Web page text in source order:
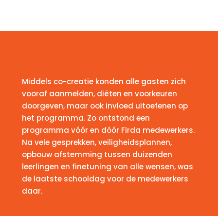
Middels co-creatie konden alle gasten zich
vooraf aanmelden, diëten en voorkeuren
doorgeven, maar ook invloed uitoefenen op
het programma. Zo ontstond een
programma vóór en dóór Firda medewerkers.
Na vele gesprekken, veiligheidsplannen,
opbouw afstemming tussen duizenden
leerlingen en finetuning van alle wensen, was
de laatste schooldag voor de medewerkers
daar.